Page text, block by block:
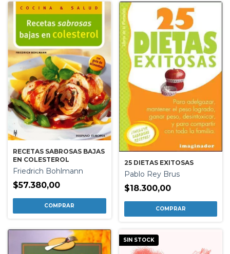
RECETAS SABROSAS BAJAS
EN COLESTEROL
Friedrich Bohlmann
$57.380,00
25 DIETAS EXITOSAS
Pablo Rey Brus
$18.300,00
SIN STOCK